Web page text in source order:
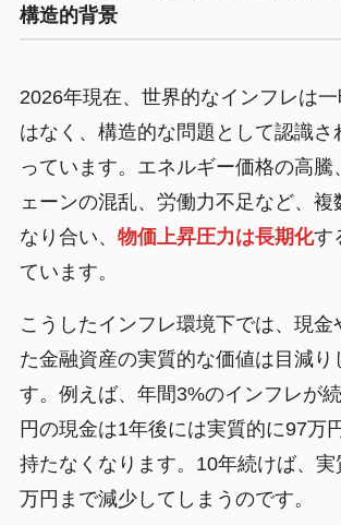
構造的背景
2026年現在、世界的なインフレは
はなく、構造的な問題として認識さ
っています。エネルギー価格の高騰
ェーンの混乱、労働力不足など、複
なり合い、 物価上昇圧力は長期化す
ています。
こうしたインフレ環境下では、現金
た金融資産の実質的な価値は目減り
す。例えば、年間3%のインフレが
円の現金は1年後には実質的に97万
持たなくなります。10年続けば、
万円まで減少してしまうのです。